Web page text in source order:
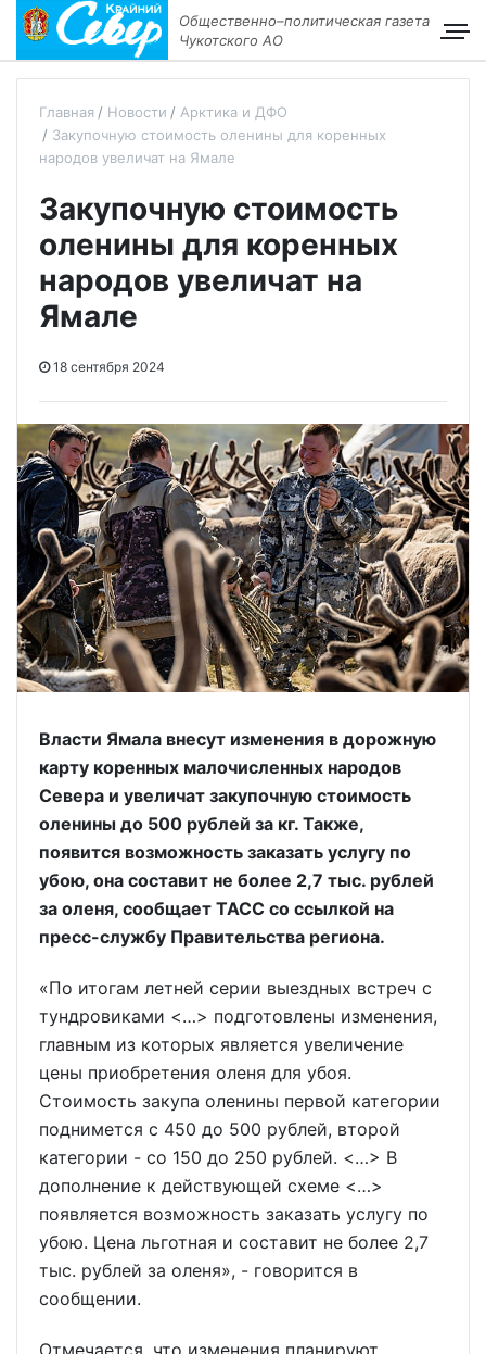
Общественно–политическая газета
Чукотского АО
Главная Новости
Арктика и ДФО
Закупочную стоимость оленины для коренных
народов увеличат на Ямале
Закупочную стоимость
оленины для коренных
народов увеличат на
Ямале
18 сентября 2024
Власти Ямала внесут изменения в дорожную
карту коренных малочисленных народов
Севера и увеличат закупочную стоимость
оленины до 500 рублей за кг. Также,
появится возможность заказать услугу по
убою, она составит не более 2,7 тыс. рублей
за оленя, сообщает ТАСС со ссылкой на
пресс-службу Правительства региона.
«По итогам летней серии выездных встреч с
тундровиками <…> подготовлены изменения,
главным из которых является увеличение
цены приобретения оленя для убоя.
Стоимость закупа оленины первой категории
поднимется с 450 до 500 рублей, второй
категории - со 150 до 250 рублей. <…> В
дополнение к действующей схеме <…>
появляется возможность заказать услугу по
убою. Цена льготная и составит не более 2,7
тыс. рублей за оленя», - говорится в
сообщении.
Отмечается, что изменения планируют